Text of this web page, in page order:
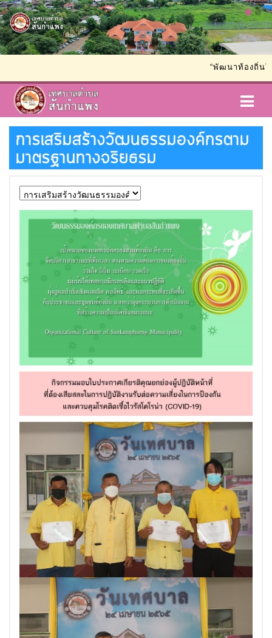
“พัฒนาท้องถิ่นให้เข้ม
การเสริมสร้างวัฒนธรรมองค์กรตาม
มาตรฐานทางจริยธรม